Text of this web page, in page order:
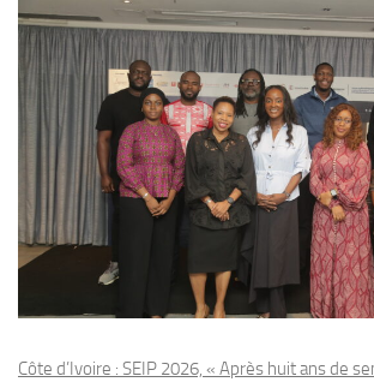
Côte d’Ivoire : SEIP 2026, « Après huit ans de